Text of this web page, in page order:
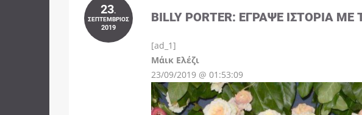
23.
ΣΕΠΤΈΜΒΡΙΟΣ
2019
BILLY PORTER: ΈΓΡΑΨΕ ΙΣΤΟΡΊΑ
[ad_1]
Μάικ ΕλέζιInstagram
23/09/2019 @ 01:53:09